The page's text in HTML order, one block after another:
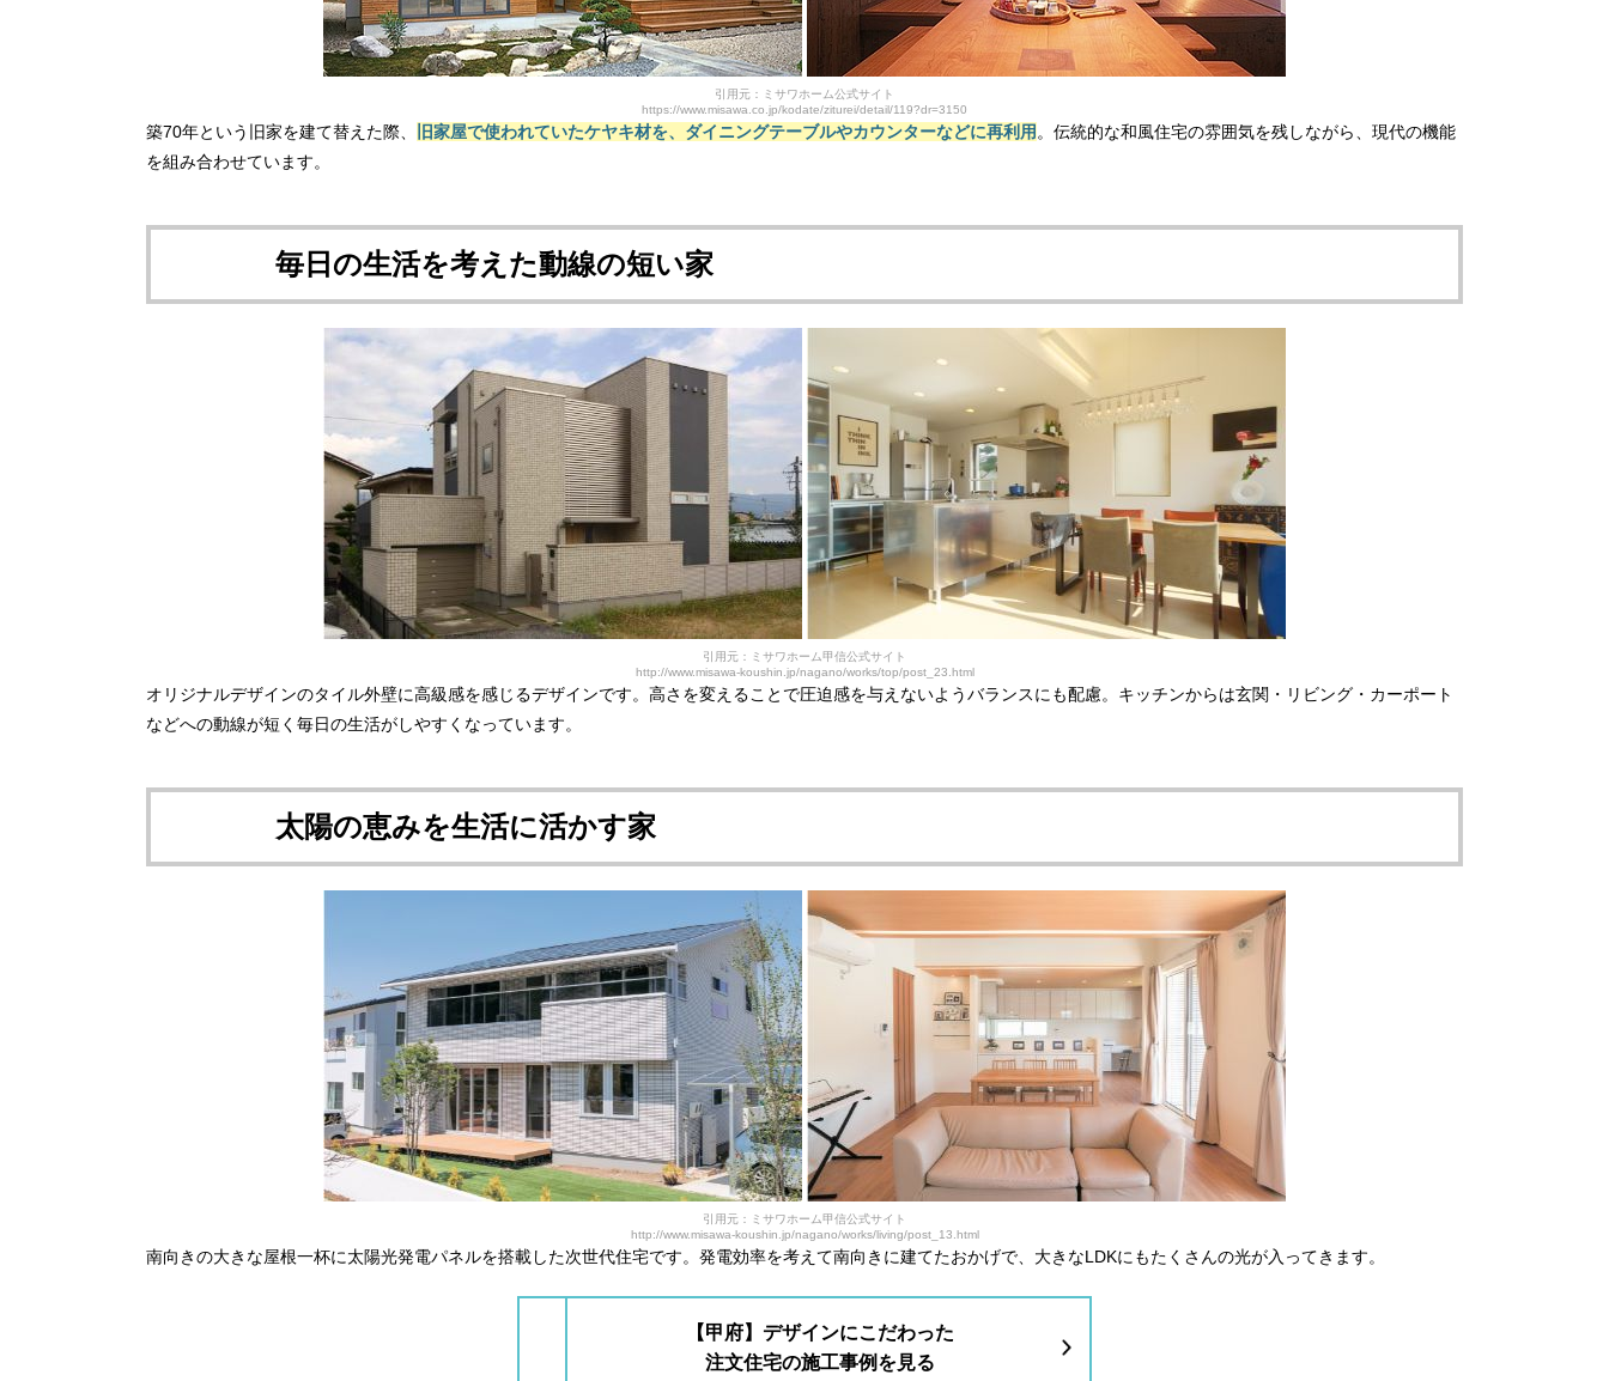
引用元：ミサワホーム公式サイト
https://www.misawa.co.jp/kodate/ziturei/detail/119?dr=3150
築70年という旧家を建て替えた際、 旧家屋で使われていたケヤキ材を、ダイニングテーブルやカウンターなどに再利用 。伝統的な和風住宅の雰囲気を残しながら、現代の機能
を組み合わせています。
毎日の生活を考えた動線の短い家
引用元：ミサワホーム甲信公式サイト
http://www.misawa-koushin.jp/nagano/works/top/post_23.html
オリジナルデザインのタイル外壁に高級感を感じるデザインです。高さを変えることで圧迫感を与えないようバランスにも配慮。キッチンからは玄関・リビング・カーポート
などへの動線が短く毎日の生活がしやすくなっています。
太陽の恵みを生活に活かす家
引用元：ミサワホーム甲信公式サイト
http://www.misawa-koushin.jp/nagano/works/living/post_13.html
南向きの大きな屋根一杯に太陽光発電パネルを搭載した次世代住宅です。発電効率を考えて南向きに建てたおかげで、大きなLDKにもたくさんの光が入ってきます。
【甲府】デザインにこだわった
注文住宅の施工事例を見る